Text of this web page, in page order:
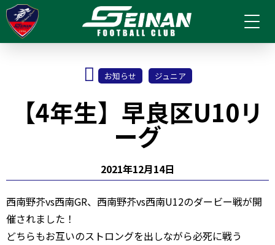
お知らせ ジュニア
【4年生】早良区U10リ
ーグ
2021年12月14日
西南野芥vs西南GR、西南野芥vs西南U12のダービー戦が開
催されました！
どちらもお互いのストロングを出しながら必死に戦う